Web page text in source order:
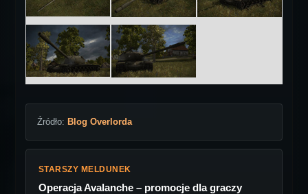
Źródło: Blog Overlorda
STARSZY MELDUNEK
Operacja Avalanche – promocje dla graczy